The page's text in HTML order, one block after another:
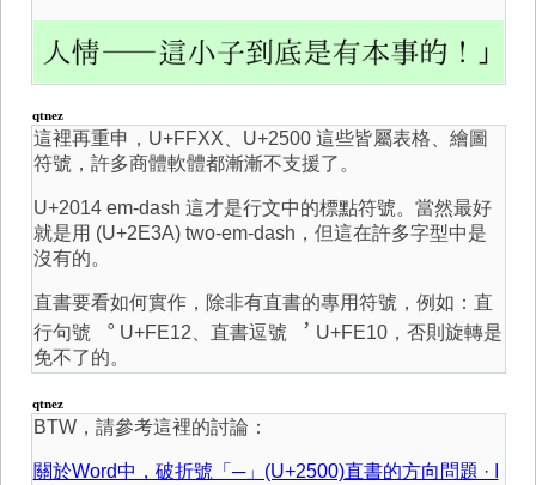
qtnez
這裡再重申，U+FFXX、U+2500 這些皆屬表格、繪圖
符號，許多商體軟體都漸漸不支援了。
U+2014 em-dash 這才是行文中的標點符號。當然最好
就是用 (U+2E3A) two-em-dash，但這在許多字型中是
沒有的。
直書要看如何實作，除非有直書的專用符號，例如：直
行句號 ︒ U+FE12、直書逗號 ︐ U+FE10，否則旋轉是
免不了的。
qtnez
BTW，請參考這裡的討論：
關於Word中，破折號「─」(U+2500)直書的方向問題 · I